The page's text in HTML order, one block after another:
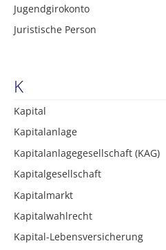
Jugendgirokonto
Juristische Person
K
Kapital
Kapitalanlage
Kapitalanlagegesellschaft (KAG)
Kapitalgesellschaft
Kapitalmarkt
Kapitalwahlrecht
Kapital-Lebensversicherung